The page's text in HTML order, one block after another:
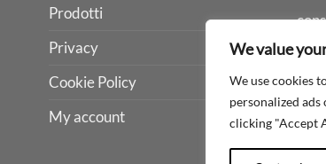
We value
We use cookies
personalized
clicking "Accept
Prodotti
Privacy
Cookie Policy
My account
miei